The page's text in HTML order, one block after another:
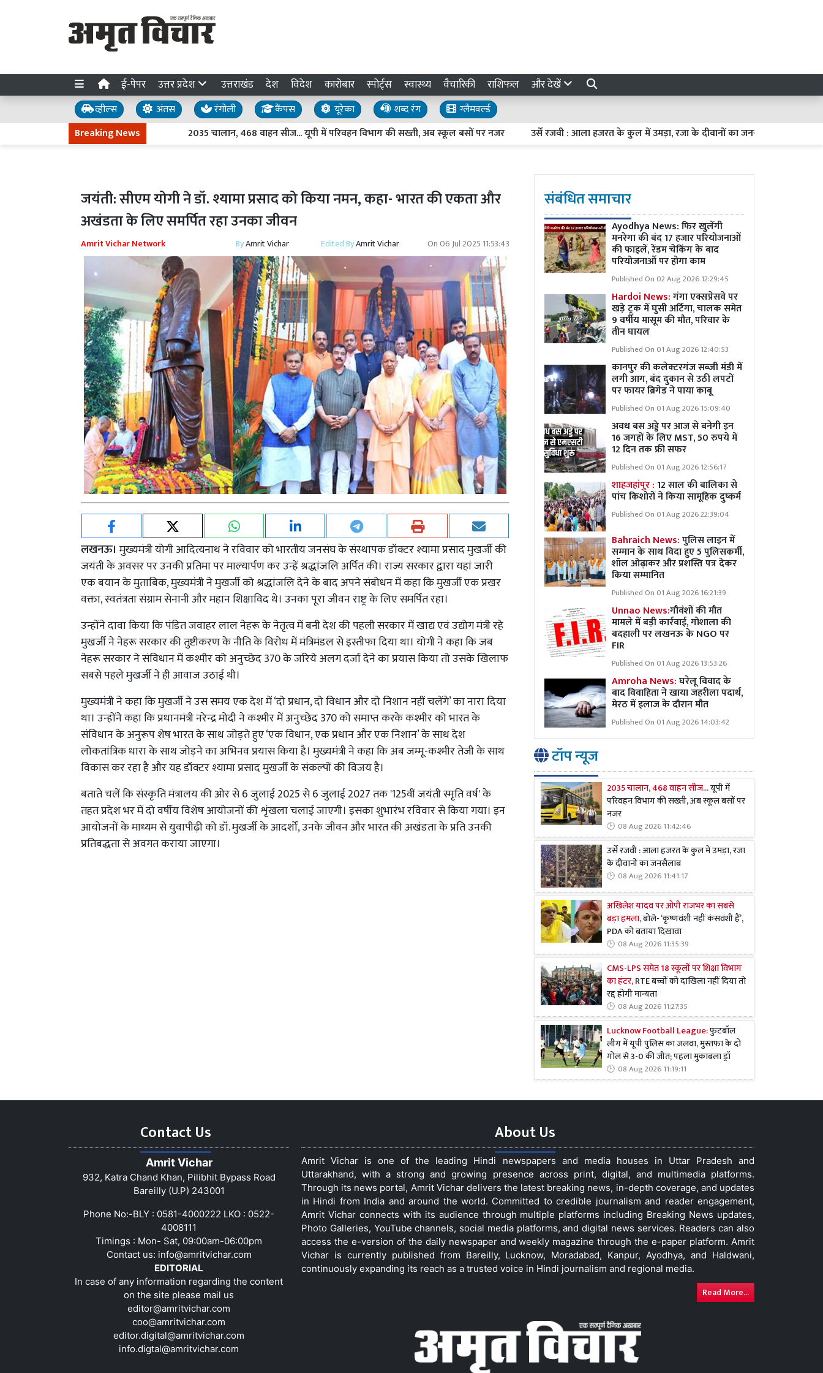
ई-पेपर उत्तर प्रदेश उत्तराखंड देश विदेश कारोबार स्पोर्ट्स स्वास्थ्य वैचारिकी राशिफल और देखें
व्हील्स अंतस रंगोली कैंपस यूरेका शब्द रंग
ग्लैमवर्ल्ड
Breaking News
2035 चालान, 468 वाहन सीज... यूपी में परिवहन विभाग की सख्ती, अब स्कूल बसों पर नजर उर्से रजवी : आला हजरत के कुल में उमड़ा, रजा के दीवानों का जनसैलाब
जयंती: सीएम योगी ने डॉ. श्यामा प्रसाद को किया नमन, कहा- भारत की एकता और
अखंडता के लिए समर्पित रहा उनका जीवन
Amrit Vichar Network ByAmrit Vichar Edited ByAmrit Vichar On06 Jul 2025 11:53:43
लखनऊ। मुख्यमंत्री योगी आदित्यनाथ ने रविवार को भारतीय जनसंघ के संस्थापक डॉक्टर श्यामा प्रसाद मुखर्जी की
जयंती के अवसर पर उनकी प्रतिमा पर माल्यार्पण कर उन्हें श्रद्धांजलि अर्पित की। राज्य सरकार द्वारा यहां जारी
एक बयान के मुताबिक, मुख्यमंत्री ने मुखर्जी को श्रद्धांजलि देने के बाद अपने संबोधन में कहा कि मुखर्जी एक प्रखर
वक्ता, स्वतंत्रता संग्राम सेनानी और महान शिक्षाविद थे। उनका पूरा जीवन राष्ट्र के लिए समर्पित रहा।
उन्होंने दावा किया कि पंडित जवाहर लाल नेहरू के नेतृत्व में बनी देश की पहली सरकार में खाद्य एवं उद्योग मंत्री रहे
मुखर्जी ने नेहरू सरकार की तुष्टीकरण के नीति के विरोध में मंत्रिमंडल से इस्तीफा दिया था। योगी ने कहा कि जब
नेहरू सरकार ने संविधान में कश्मीर को अनुच्छेद 370 के जरिये अलग दर्जा देने का प्रयास किया तो उसके खिलाफ
सबसे पहले मुखर्जी ने ही आवाज उठाई थी।
मुख्यमंत्री ने कहा कि मुखर्जी ने उस समय एक देश में ‘दो प्रधान, दो विधान और दो निशान नहीं चलेंगे’ का नारा दिया
था। उन्होंने कहा कि प्रधानमंत्री नरेन्द्र मोदी ने कश्मीर में अनुच्छेद 370 को समाप्त करके कश्मीर को भारत के
संविधान के अनुरूप शेष भारत के साथ जोड़ते हुए ‘एक विधान, एक प्रधान और एक निशान’ के साथ देश
लोकतांत्रिक धारा के साथ जोड़ने का अभिनव प्रयास किया है। मुख्यमंत्री ने कहा कि अब जम्मू-कश्मीर तेजी के साथ
विकास कर रहा है और यह डॉक्टर श्यामा प्रसाद मुखर्जी के संकल्पों की विजय है।
बताते चलें कि संस्कृति मंत्रालय की ओर से 6 जुलाई 2025 से 6 जुलाई 2027 तक '125वीं जयंती स्मृति वर्ष' के
तहत प्रदेश भर में दो वर्षीय विशेष आयोजनों की शृंखला चलाई जाएगी। इसका शुभारंभ रविवार से किया गया। इन
आयोजनों के माध्यम से युवापीढ़ी को डॉ. मुखर्जी के आदर्शों, उनके जीवन और भारत की अखंडता के प्रति उनकी
प्रतिबद्धता से अवगत कराया जाएगा।
संबंधित समाचार
Ayodhya News: फिर खुलेंगी
मनरेगा की बंद 17 हजार परियोजनाओं
की फाइलें, रेंडम चेकिंग के बाद
परियोजनाओं पर होगा काम
Published On 02 Aug 2026 12:29:45
Hardoi News:गंगा एक्सप्रेसवे पर
खड़े ट्रक में घुसी अर्टिगा, चालक समेत
9 वर्षीय मासूम की मौत, परिवार के
तीन घायल
Published On 01 Aug 2026 12:40:53
कानपुर की कलेक्टरगंज सब्जी मंडी में
लगी आग, बंद दुकान से उठी लपटों
पर फायर ब्रिगेड ने पाया काबू
Published On 01 Aug 2026 15:09:40
अवध बस अड्डे पर आज से बनेगी इन
16 जगहों के लिए MST, 50 रुपये में
12 दिन तक फ्री सफर
Published On 01 Aug 2026 12:56:17
शाहजहांपुर :12 साल की बालिका से
पांच किशोरों ने किया सामूहिक दुष्कर्म
Published On 01 Aug 2026 22:39:04
Bahraich News:पुलिस लाइन में
सम्मान के साथ विदा हुए 5 पुलिसकर्मी,
शॉल ओढ़ाकर और प्रशस्ति पत्र देकर
किया सम्मानित
Published On 01 Aug 2026 16:21:39
Unnao News:गौवंशों की मौत
मामले में बड़ी कार्रवाई, गोशाला की
बदहाली पर लखनऊ के NGO पर
FIR
Published On 01 Aug 2026 13:53:26
Amroha News:घरेलू विवाद के
बाद विवाहिता ने खाया जहरीला पदार्थ,
मेरठ में इलाज के दौरान मौत
Published On 01 Aug 2026 14:03:42
टॉप न्यूज
2035 चालान, 468 वाहन सीज...यूपी में
परिवहन विभाग की सख्ती, अब स्कूल बसों पर
नजर
08 Aug 2026 11:42:46
उर्से रजवी : आला हजरत के कुल में उमड़ा, रजा
के दीवानों का जनसैलाब
08 Aug 2026 11:41:17
अखिलेश यादव पर ओपी राजभर का सबसे
बड़ा हमला,बोले- ‘कृष्णवंशी नहीं कंसवंशी हैं’,
PDA को बताया दिखावा
08 Aug 2026 11:35:39
CMS-LPS समेत 18 स्कूलों पर शिक्षा विभाग
का हंटर,RTE बच्चों को दाखिला नहीं दिया तो
रद्द होगी मान्यता
08 Aug 2026 11:27:35
Lucknow Football League:फुटबॉल
लीग में यूपी पुलिस का जलवा, मुस्तफा के दो
गोल से 3-0 की जीत; पहला मुकाबला ड्रॉ
08 Aug 2026 11:19:11
Contact Us
Amrit Vichar
932, Katra Chand Khan, Pilibhit Bypass Road
Bareilly (U.P) 243001
Phone No:-BLY : 0581-4000222 LKO : 0522-
4008111
Timings : Mon- Sat, 09:00am-06:00pm
Contact us: info@amritvichar.com
EDITORIAL
In case of any information regarding the content
on the site please mail us
editor@amritvichar.com
coo@amritvichar.com
editor.digital@amritvichar.com
info.digtal@amritvichar.com
About Us
Amrit Vichar is one of the leading Hindi newspapers and media houses in Uttar Pradesh and
Uttarakhand, with a strong and growing presence across print, digital, and multimedia platforms.
Through its news portal, Amrit Vichar delivers the latest breaking news, in-depth coverage, and updates
in Hindi from India and around the world. Committed to credible journalism and reader engagement,
Amrit Vichar connects with its audience through multiple platforms including Breaking News updates,
Photo Galleries, YouTube channels, social media platforms, and digital news services. Readers can also
access the e-version of the daily newspaper and weekly magazine through the e-paper platform. Amrit
Vichar is currently published from Bareilly, Lucknow, Moradabad, Kanpur, Ayodhya, and Haldwani,
continuously expanding its reach as a trusted voice in Hindi journalism and regional media.
Read More...